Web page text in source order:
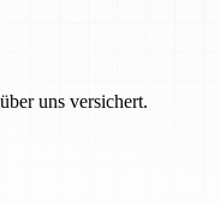
uns versichert.